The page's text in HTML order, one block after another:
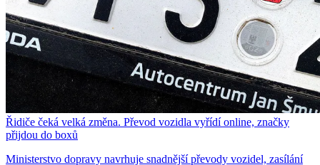
Řidiče čeká velká změna. Převod vozidla vyřídí online, značky
přijdou do boxů
Ministerstvo dopravy navrhuje snadnější převody vozidel, zasílání